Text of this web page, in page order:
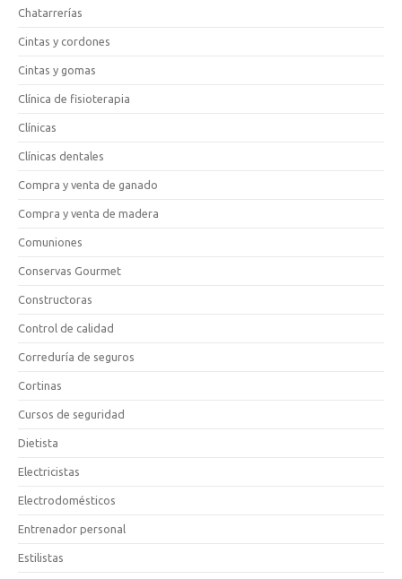
Chatarrerías
Cintas y cordones
Cintas y gomas
Clínica de fisioterapia
Clínicas
Clínicas dentales
Compra y venta de ganado
Compra y venta de madera
Comuniones
Conservas Gourmet
Constructoras
Control de calidad
Correduría de seguros
Cortinas
Cursos de seguridad
Dietista
Electricistas
Electrodomésticos
Entrenador personal
Estilistas